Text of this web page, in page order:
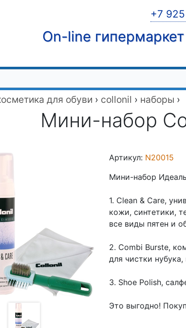
+7
On-line
для обуви › collonil › наборы ›
Мини-набор
Артикул: N20015
Мини-набор
1. Clean & Care,
кожи, синтетики,
все виды пятен и
2. Combi Burste,
для чистки
3. Shoe Polish,
Это выгодно!